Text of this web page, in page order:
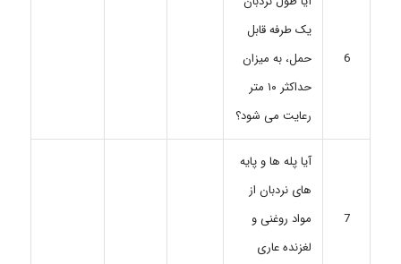
6
یک طرفه قابل
حمل، به میزان
حداکثر ۱۰ متر
رعایت می شود؟
7
آیا پله ها و پایه
های نردبان از
مواد روغنی و
لغزنده عاری